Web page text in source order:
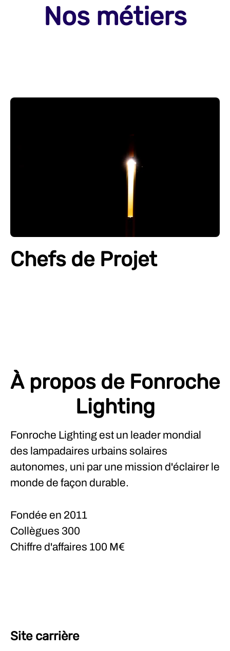
Nos métiers
Chefs de Projet
À propos de Fonroche
Lighting
Fonroche Lighting est un leader mondial
des lampadaires urbains solaires
autonomes, uni par une mission d'éclairer le
monde de façon durable.
Fondée en 2011
Collègues 300
Chiffre d'affaires 100 M€
Site carrière